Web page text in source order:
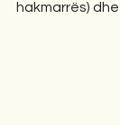
hakmarrës)